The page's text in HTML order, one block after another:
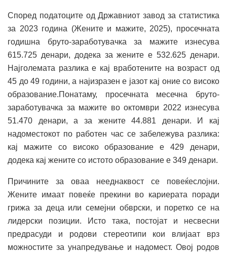
Според податоците од Државниот завод за статистика
за 2023 година (Жените и мажите, 2025), просечната
годишна бруто-заработувачка за мажите изнесува
615.725 денари, додека за жените е 532.625 денари.
Најголемата разлика е кај вработените на возраст од
45 до 49 години, а најизразен е јазот кај оние со високо
образование.Понатаму, просечната месечна бруто-
заработувачка за мажите во октомври 2022 изнесува
51.470 денари, а за жените 44.881 денари. И кај
надоместокот по работен час се забележува разлика:
кај мажите со високо образование е 429 денари,
додека кај жените со истото образование е 349 денари.
Причините за оваа нееднаквост се повеќеслојни.
Жените имаат повеќе прекини во кариерата поради
грижа за деца или семејни обврски, и поретко се на
лидерски позиции. Исто така, постојат и несвесни
предрасуди и родови стереотипи кои влијаат врз
можностите за унапредување и надомест. Овој родов